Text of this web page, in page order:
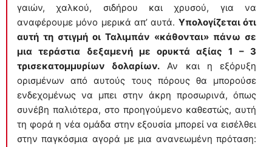
γαιών, χαλκού, σιδήρου και χρυσού, για να
αναφέρουμε μόνο μερικά απ’ αυτά. Υπολογίζεται ότι
αυτή τη στιγμή οι Ταλιμπάν «κάθονται» πάνω σε
μια τεράστια δεξαμενή με ορυκτά αξίας 1 – 3
τρισεκατομμυρίων δολαρίων. Αν και η εξόρυξη
ορισμένων από αυτούς τους πόρους θα μπορούσε
ενδεχομένως να μπει στην άκρη προσωρινά, όπως
συνέβη παλιότερα, στο προηγούμενο καθεστώς, αυτή
τη φορά η νέα ομάδα στην εξουσία μπορεί να εισέλθει
στην παγκόσμια αγορά με μια ανανεωμένη πρόταση: